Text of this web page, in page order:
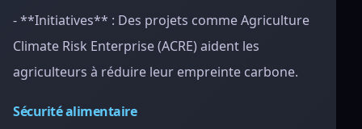
- **Initiatives** : Des projets comme Agriculture
Climate Risk Enterprise (ACRE) aident les
agriculteurs à réduire leur empreinte carbone.
Sécurité alimentaire